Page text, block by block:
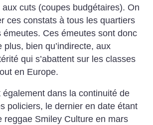
cuts (coupes budgétaires). On
ces constats à tous les quartiers
émeutes. Ces émeutes sont donc
plus, bien qu’indirecte, aux
qui s’abattent sur les classes
en Europe.
également dans la continuité de
policiers, le dernier en date étant
reggae Smiley Culture en mars